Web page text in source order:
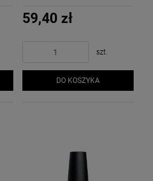
cienkich i delikatnych
paznokci
59,40 zł
szt.
DO KOSZYKA